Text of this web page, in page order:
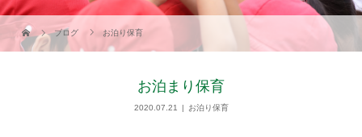
ブログ お泊り保育
お泊まり保育
2020.07.21 お泊り保育